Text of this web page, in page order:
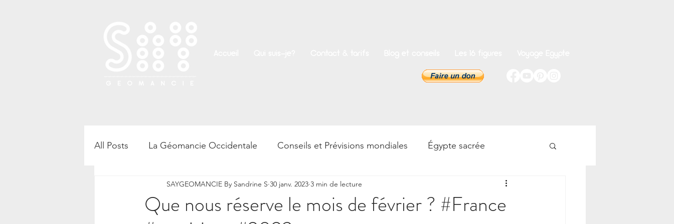
All Posts La Géomancie Occidentale Conseils et Prévisions mondiales Égypte sacrée
Rencontre, atelier et conférences Bien-être Psycho & Développement personnel
Que nous réserve le mois de février ? #France
SAYGEOMANCIE By Sandrine S 30 janv. 2023 3 min de lecture